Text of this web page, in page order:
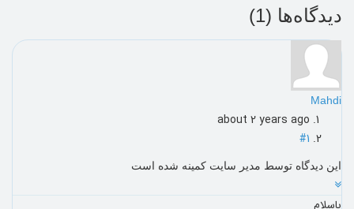
دیدگاه‌ها (1
)
Mahdi
about 2 years ago
#1
این دیدگاه توسط مدیر سایت کمینه شده است
باسلام